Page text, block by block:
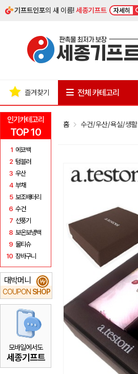
기프트인포의 새 이름!세종기프트 자세히
인기카테고리
TOP 10
1 에코백
2 텀블러
3 우산
4 부채
5 보조배터리
6 수건
7 선풍기
8 보온보냉백
9 물티슈
10 장바구니
대박머니
COUPON SHOP
₩
모바일에서도
세종기프트
즐겨찾기 전체 카테고리
홈 수건/우산/욕실/생활